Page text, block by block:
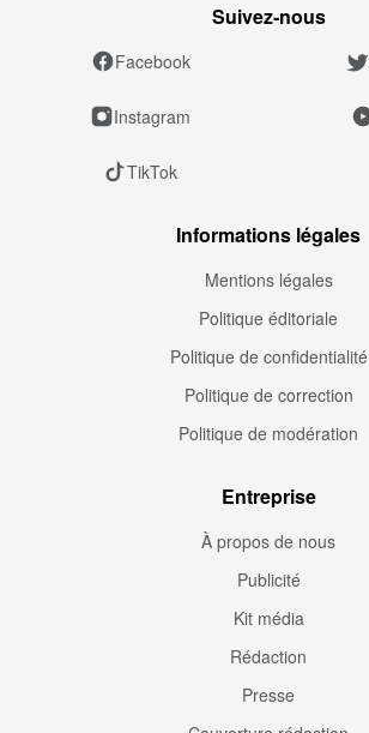
Suivez‑nous
Facebook
Instagram
TikTok
Informations légales
Mentions légales
Politique éditoriale
Politique de confidentialité
Politique de correction
Politique de modération
Entreprise
À propos de nous
Publicité
Kit média
Rédaction
Presse